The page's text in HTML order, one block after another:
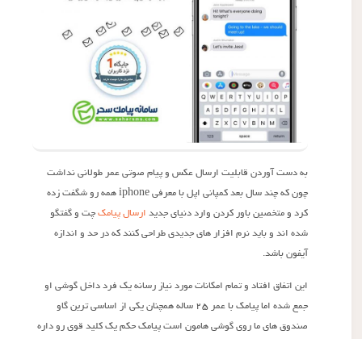
به دست آوردن قابلیت ارسال عکس و پیام صوتی عمر طولانی نداشت
چون که چند سال بعد کمپانی اپل با معرفی iphone همه رو شگفت زده
کرد و متخصین باور کردن وارد دنیای جدیدارسال پیامکچت و گفتگو
شده اند و باید نرم افزار های جدیدی طراحی کنند که در حد و اندازه
آیفون باشد.
این اتفاق افتاد و تمام امکانات مورد نیاز رسانه یک فرد داخل گوشی او
جمع شده اما پیامک با عمر ۲۵ ساله همچنان یکی از اساسی ترین گاو
صندوق های ما روی گوشی هامون است پیامک حکم یک کلید قوی رو داره